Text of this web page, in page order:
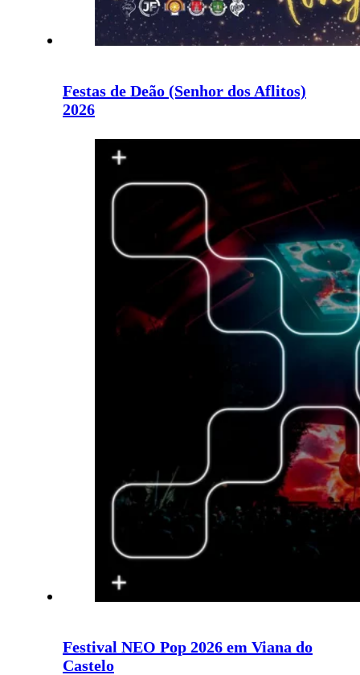
Festas de Deão (Senhor dos Aflitos)
2026
Festival NEO Pop 2026 em Viana do
Castelo